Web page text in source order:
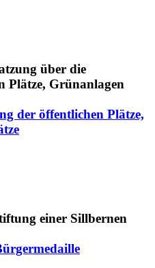
der öffentlichen Plätze,